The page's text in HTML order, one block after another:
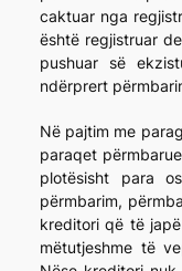
caktuar nga
është regjistruar
pushuar së
ndërprert
Në pajtim me
paraqet
plotësisht para
përmbarim,
kreditori që të
mëtutjeshme të